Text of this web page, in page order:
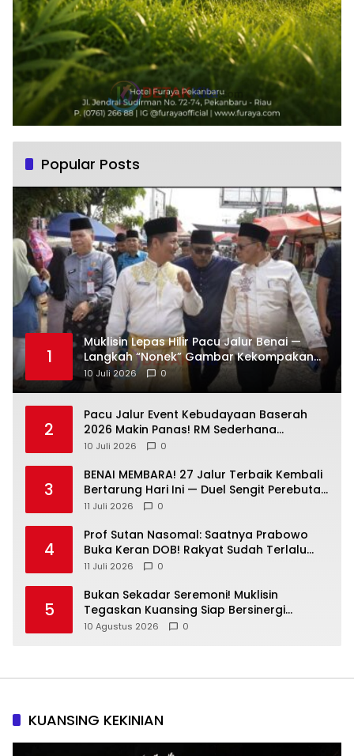
Popular Posts
1
Muklisin Lepas Hilir Pacu Jalur Benai —
Langkah “Nonek” Gambar Kekompakan
Pemimpin Kuansing Jadi Simbol Kuat
Lestarikan Budaya
10 Juli 2026 0
2
Pacu Jalur Event Kebudayaan Baserah
2026 Makin Panas! RM Sederhana
Hadiahkan Kerbau untuk Sang Jawara
10 Juli 2026 0
3
BENAI MEMBARA! 27 Jalur Terbaik Kembali
Bertarung Hari Ini — Duel Sengit Perebutan
Tiket Putaran Berikutnya Resmi Dimulai
11 Juli 2026 0
4
Prof Sutan Nasomal: Saatnya Prabowo
Buka Keran DOB! Rakyat Sudah Terlalu
Lama Menunggu Pemekaran Daerah
11 Juli 2026 0
5
Bukan Sekadar Seremoni! Muklisin
Tegaskan Kuansing Siap Bersinergi
Bangun Riau
10 Agustus 2026 0
KUANSING KEKINIAN